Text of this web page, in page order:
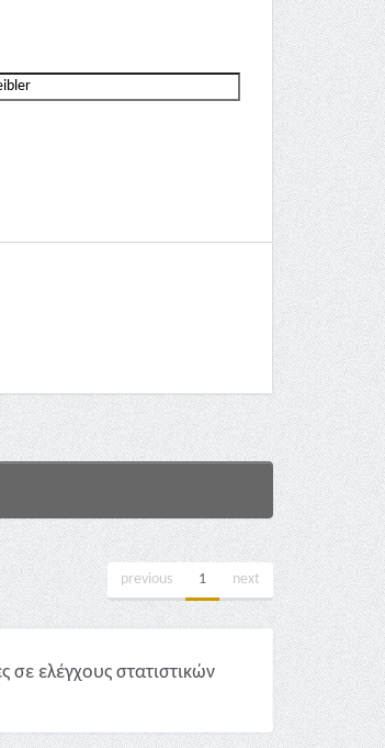
previous 1 next
σε ελέγχους στατιστικών